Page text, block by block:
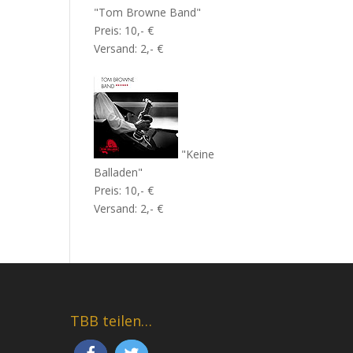
"Tom Browne Band"
Preis: 10,- €
Versand: 2,- €
"Keine
Balladen"
Preis: 10,- €
Versand: 2,- €
TBB teilen…